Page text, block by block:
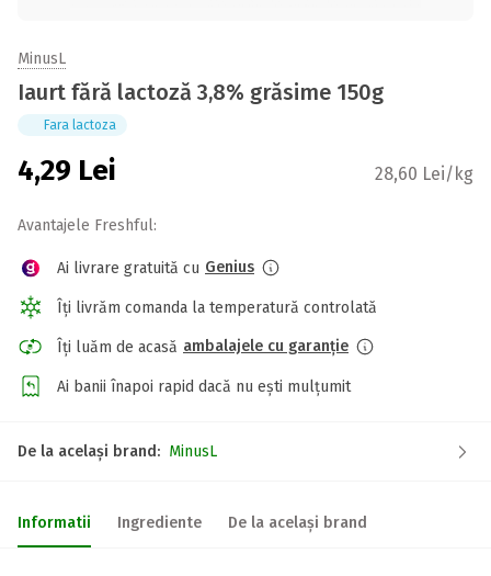
MinusL
Iaurt fără lactoză 3,8% grăsime 150g
Fara lactoza
4,29 Lei 28,60 Lei/kg
Avantajele Freshful:
Ai livrare gratuită cu Genius
Îți livrăm comanda la temperatură controlată
Îți luăm de acasă ambalajele cu garanție
Ai banii înapoi rapid dacă nu ești mulțumit
De la același brand: MinusL
Informatii Ingrediente De la același brand